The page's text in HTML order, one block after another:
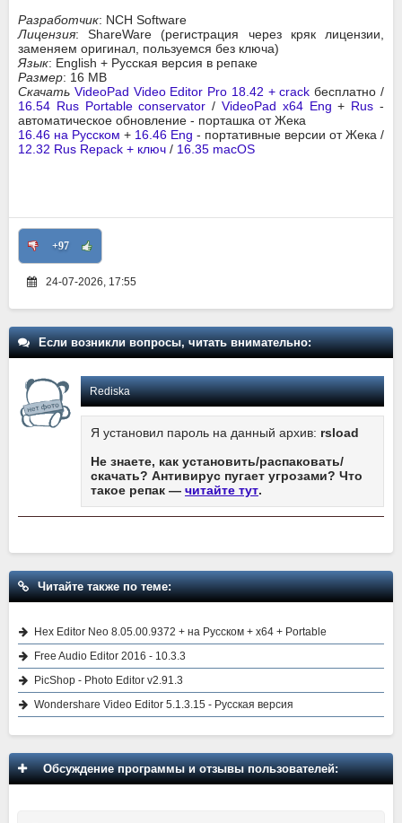
Разработчик: NCH Software
Лицензия: ShareWare (регистрация через кряк лицензии,
заменяем оригинал, пользуемся без ключа)
Язык: English + Русская версия в репаке
Размер: 16 MB
Скачать VideoPad Video Editor Pro 18.42 + crack бесплатно /
16.54 Rus Portable conservator /VideoPad x64 Eng + Rus -
автоматическое обновление - порташка от Жека
16.46 на Русском + 16.46 Eng - портативные версии от Жека /
12.32 Rus Repack + ключ / 16.35 macOS
+97
24-07-2026, 17:55
Если возникли вопросы, читать внимательно:
Rediska
Я установил пароль на данный архив: rsload
Не знаете, как установить/распаковать/
скачать? Антивирус пугает угрозами? Что
такое репак — читайте тут.
Читайте также по теме:
Hex Editor Neo 8.05.00.9372 + на Русском + x64 + Portable
Free Audio Editor 2016 - 10.3.3
PicShop - Photo Editor v2.91.3
Wondershare Video Editor 5.1.3.15 - Русская версия
Обсуждение программы и отзывы пользователей: